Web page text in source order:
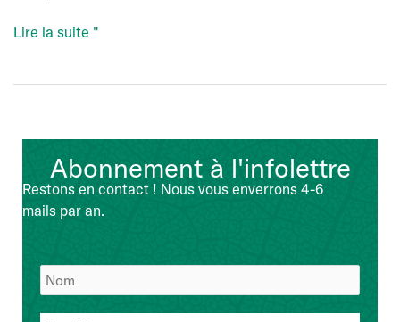
Andermatt
protection
durable
des
cultures
Lire la suite "
Abonnement à l'infolettre
Restons en contact ! Nous vous enverrons 4-6
mails par an.